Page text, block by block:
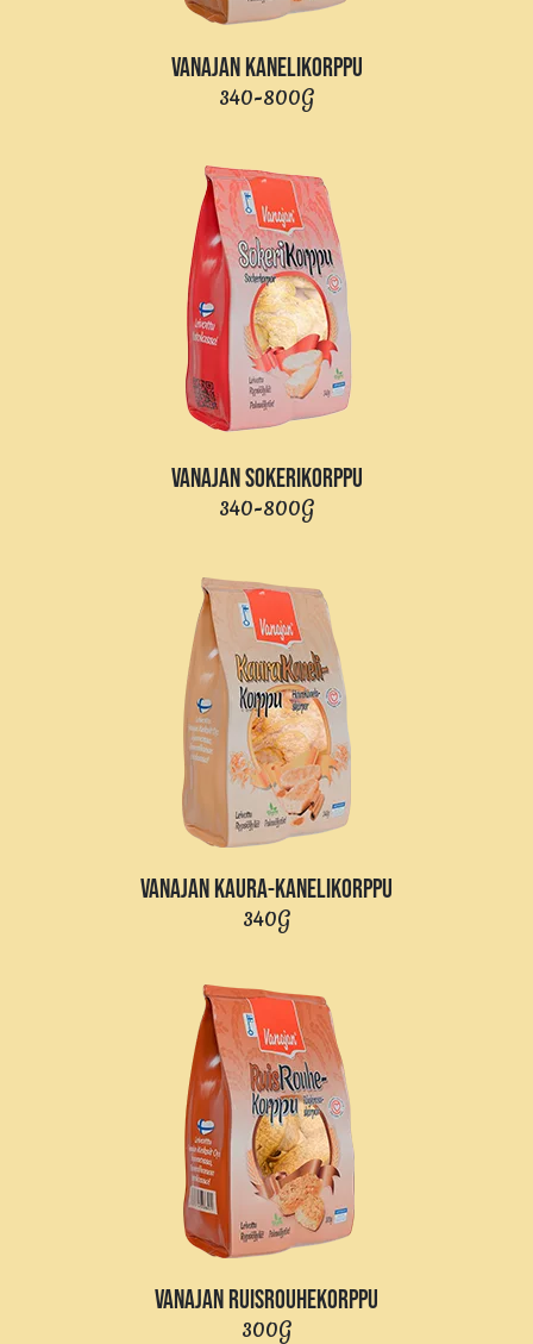
VANAJAN KANELIKORPPU
340-800G
VANAJAN SOKERIKORPPU
340-800G
VANAJAN KAURA-KANELIKORPPU
340G
VANAJAN RUISROUHEKORPPU
300G